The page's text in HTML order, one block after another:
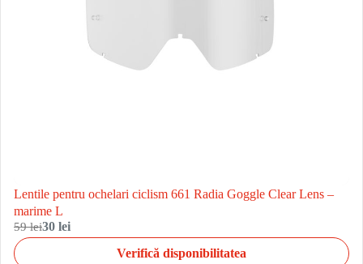
Lentile pentru ochelari ciclism 661 Radia Goggle Clear Lens –
marime L
59 lei30 lei
Verifică disponibilitatea